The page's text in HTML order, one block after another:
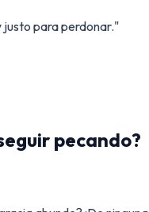
justo para perdonar."
pecando?